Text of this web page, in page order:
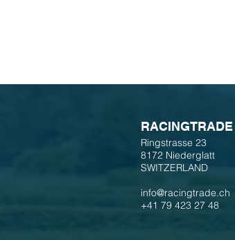
RACINGTRADE
Ringstrasse 23
8172 Niederglatt
SWITZERLAND
info@racingtrade.ch
+41 79 423 27 48